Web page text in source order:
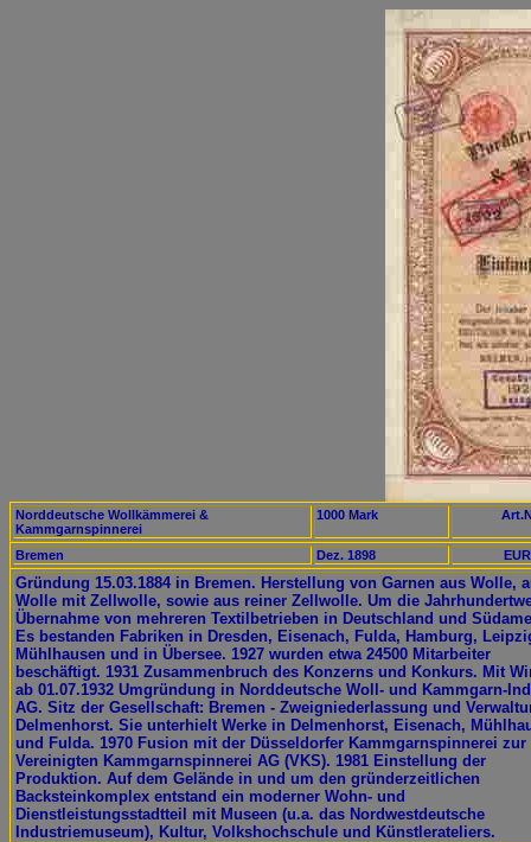
Norddeutsche Wollkämmerei &
Kammgarnspinnerei
1000 Mark
Bremen Dez. 1898
Gründung 15.03.1884 in Bremen. Herstellung von Garnen aus Wolle,
Wolle mit Zellwolle, sowie aus reiner Zellwolle. Um die
Übernahme von mehreren Textilbetrieben in Deutschland und
Es bestanden Fabriken in Dresden, Eisenach, Fulda, Hamburg,
Mühlhausen und in Übersee. 1927 wurden etwa 24500 Mitarbeiter
beschäftigt. 1931 Zusammenbruch des Konzerns und Konkurs. Mit
ab 01.07.1932 Umgründung in Norddeutsche Woll- und Kammgarn-
AG. Sitz der Gesellschaft: Bremen - Zweigniederlassung und
Delmenhorst. Sie unterhielt Werke in Delmenhorst, Eisenach,
und Fulda. 1970 Fusion mit der Düsseldorfer Kammgarnspinnerei zur
Vereinigten Kammgarnspinnerei AG (VKS). 1981 Einstellung der
Produktion. Auf dem Gelände in und um den gründerzeitlichen
Backsteinkomplex entstand ein moderner Wohn- und
Dienstleistungsstadtteil mit Museen (u.a. das Nordwestdeutsche
Industriemuseum), Kultur, Volkshochschule und Künstlerateliers.